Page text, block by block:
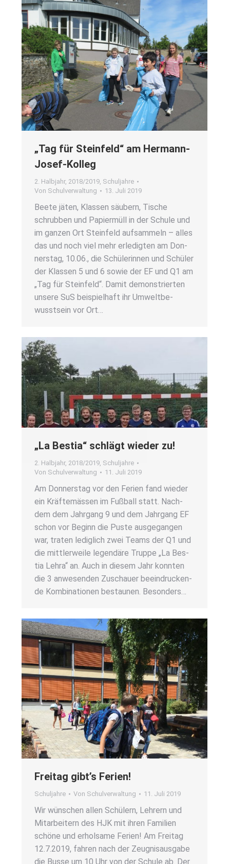
„Tag für Stein­feld“ am Her­mann-
Josef-Kol­leg
2. Halbjahr, 2018/2019 Schuljahre
Von Schulverwaltung 13. Juli 2019
Bee­te jäten, Klas­sen säu­bern, Tische
schrub­ben und Papier­müll in der Schu­le und
im gan­zen Ort Stein­feld auf­sam­meln – alles
das und noch viel mehr erle­dig­ten am Don­
ners­tag, 10.06., die Schü­le­rin­nen und Schü­ler
der Klas­sen 5 und 6 sowie der EF und Q1 am
„Tag für Stein­feld“. Damit demons­trier­ten
unse­re SuS bei­spiel­haft ihr Umwelt­be­
wusst­sein vor Ort…
„La Bes­tia“ schlägt wie­der zu!
2. Halbjahr, 2018/2019, Schuljahre
Von Schulverwaltung 11. Juli 2019
Am Don­ners­tag vor den Feri­en fand wie­der
ein Kräf­te­mäs­sen im Fuß­ball statt. Nach­
dem dem Jahr­gang 9 und dem Jahr­gang EF
schon vor Beginn die Pus­te aus­ge­gan­gen
war, tra­ten ledig­lich zwei Teams der Q1 und
die mitt­ler­wei­le legen­dä­re Trup­pe „La Bes­
tia Lehra“ an. Auch in die­sem Jahr konn­ten
die 3 anwe­sen­den Zuschau­er beein­dru­cken­
de Kom­bi­na­tio­nen bestau­nen. Beson­ders…
Frei­tag gibt’s Feri­en!
Schuljahre Von Schulverwaltung 11. Juli 2019
Wir wün­schen allen Schü­lern, Leh­rern und
Mit­ar­bei­tern des HJK mit ihren Fami­li­en
schö­ne und erhol­sa­me Feri­en! Am Frei­tag
12.7.2019, fah­ren nach der Zeug­nis­aus­ga­be
die Bus­se um 10 Uhr von der Schu­le ab. Der